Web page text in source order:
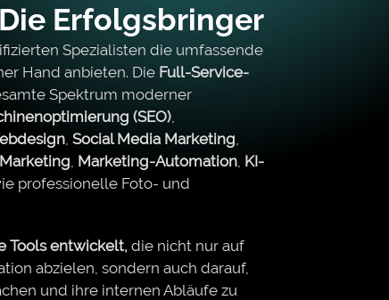
Erfolgsbringer
Spezialisten die umfassende
Hand anbieten. Die Full-Service-
Spektrum moderner
(SEO),
, Social Media Marketing
Marketing-Automation, KI-
professionelle Foto- und
Tools entwickelt,die nicht nur auf
abzielen, sondern auch darauf,
und ihre internen Abläufe zu